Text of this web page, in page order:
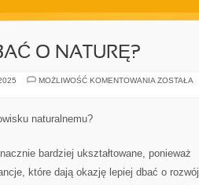
O NATURĘ?
MOŻLIWOŚĆ KOMENTOWANIA CZY
ZOSTAŁA
naturalnemu?
bardziej ukształtowane, ponieważ
które dają okazję lepiej dbać o rozwój